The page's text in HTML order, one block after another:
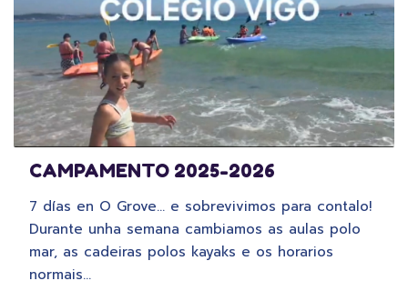
CAMPAMENTO 2025-2026
7 días en O Grove… e sobrevivimos para contalo!
Durante unha semana cambiamos as aulas polo
mar, as cadeiras polos kayaks e os horarios
normais…